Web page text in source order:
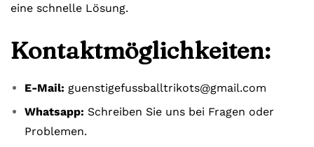
eine schnelle Lösung.
Kontaktmöglichkeiten:
E-Mail: guenstigefussballtrikots@gmail.com
Whatsapp: Schreiben Sie uns bei Fragen oder
Problemen.